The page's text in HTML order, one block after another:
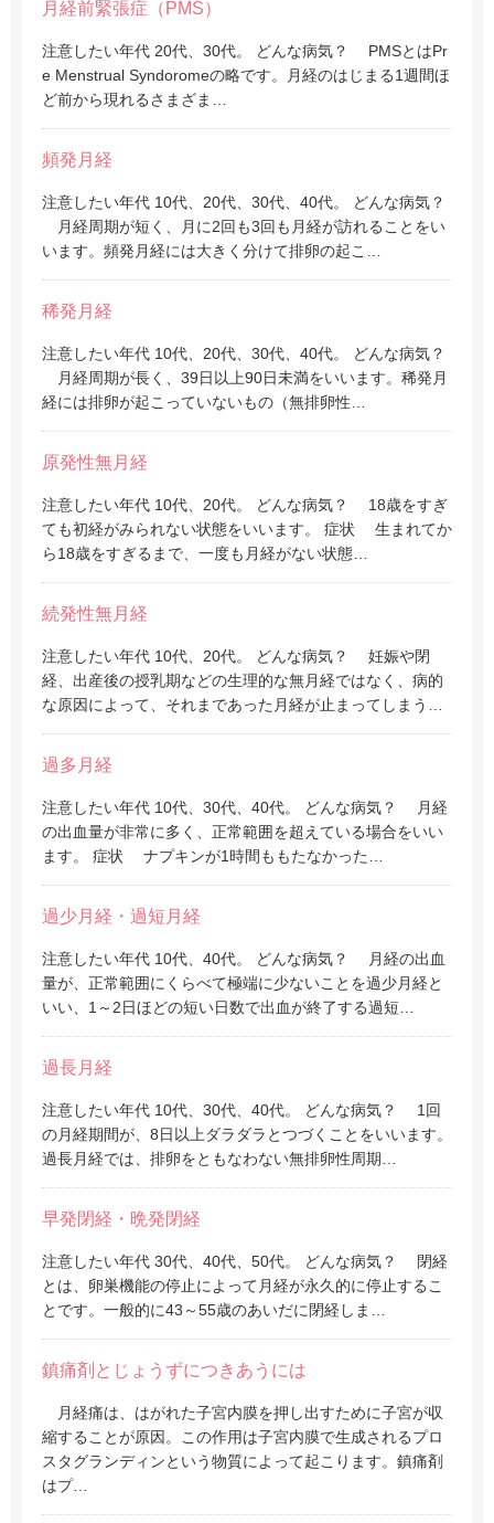
月経前緊張症（PMS）
注意したい年代 20代、30代。 どんな病気？ PMSとはPr
e Menstrual Syndoromeの略です。月経のはじまる1週間ほ
ど前から現れるさまざま…
頻発月経
注意したい年代 10代、20代、30代、40代。 どんな病気？
月経周期が短く、月に2回も3回も月経が訪れることをい
います。頻発月経には大きく分けて排卵の起こ…
稀発月経
注意したい年代 10代、20代、30代、40代。 どんな病気？
月経周期が長く、39日以上90日未満をいいます。稀発月
経には排卵が起こっていないもの（無排卵性…
原発性無月経
注意したい年代 10代、20代。 どんな病気？ 18歳をすぎ
ても初経がみられない状態をいいます。 症状 生まれてか
ら18歳をすぎるまで、一度も月経がない状態…
続発性無月経
注意したい年代 10代、20代。 どんな病気？ 妊娠や閉
経、出産後の授乳期などの生理的な無月経ではなく、病的
な原因によって、それまであった月経が止まってしまう…
過多月経
注意したい年代 10代、30代、40代。 どんな病気？ 月経
の出血量が非常に多く、正常範囲を超えている場合をいい
ます。 症状 ナプキンが1時間ももたなかった…
過少月経・過短月経
注意したい年代 10代、40代。 どんな病気？ 月経の出血
量が、正常範囲にくらべて極端に少ないことを過少月経と
いい、1～2日ほどの短い日数で出血が終了する過短…
過長月経
注意したい年代 10代、30代、40代。 どんな病気？ 1回
の月経期間が、8日以上ダラダラとつづくことをいいます。
過長月経では、排卵をともなわない無排卵性周期…
早発閉経・晩発閉経
注意したい年代 30代、40代、50代。 どんな病気？ 閉経
とは、卵巣機能の停止によって月経が永久的に停止するこ
とです。一般的に43～55歳のあいだに閉経しま…
鎮痛剤とじょうずにつきあうには
月経痛は、はがれた子宮内膜を押し出すために子宮が収
縮することが原因。この作用は子宮内膜で生成されるプロ
スタグランディンという物質によって起こります。鎮痛剤
はプ…